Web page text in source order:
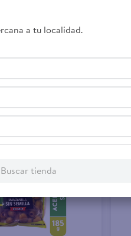
a tu localidad.
Buscar tienda